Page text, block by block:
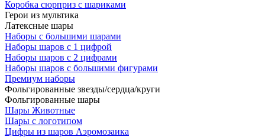
Коробка сюрприз с шариками
Герои из мультика
Латексные шары
Наборы с большими шарами
Наборы шаров с 1 цифрой
Наборы шаров с 2 цифрами
Наборы шаров с большими фигурами
Премиум наборы
Фольгированные звезды/сердца/круги
Фольгированные шары
Шары Животные
Шары с логотипом
Цифры из шаров Аэромозаика